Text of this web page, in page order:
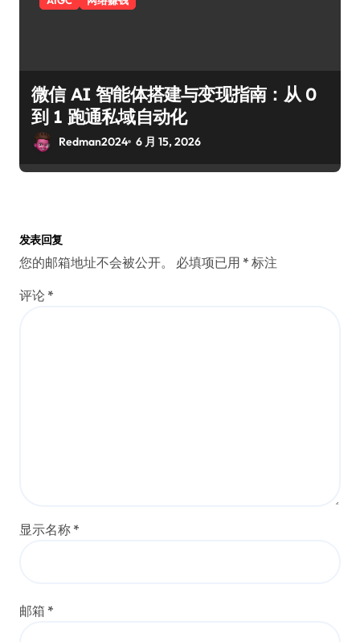
微信 AI 智能体搭建与变现指南：从 0
到 1 跑通私域自动化
Redman2024 6 月 15, 2026
发表回复
您的邮箱地址不会被公开。 必填项已用 * 标注
评论 *
显示名称 *
邮箱 *